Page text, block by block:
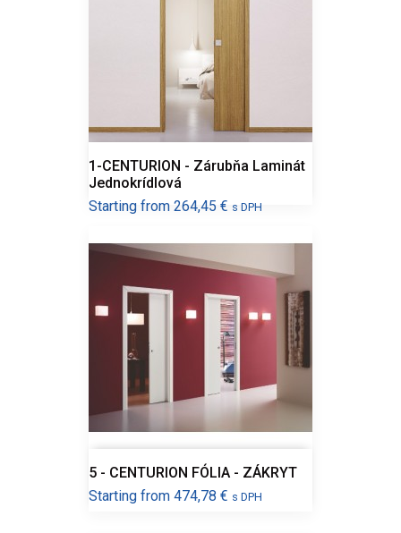
1-CENTURION - Zárubňa Laminát
Jednokrídlová
Starting from Cena
264,45 € s DPH
5 - CENTURION FÓLIA - ZÁKRYT
Starting from Cena
474,78 € s DPH